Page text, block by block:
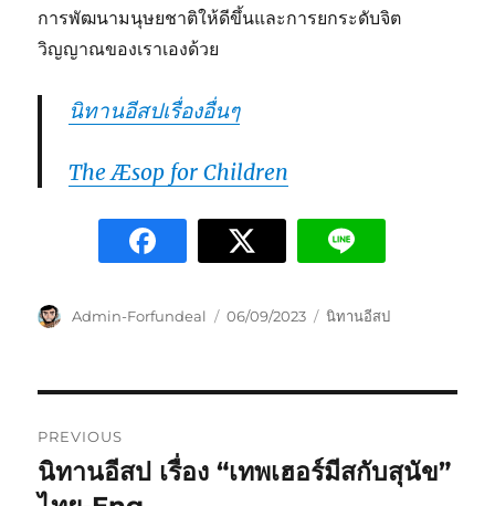
การพัฒนามนุษยชาติให้ดีขึ้นและการยกระดับจิต
วิญญาณของเราเองด้วย
นิทานอีสปเรื่องอื่นๆ
The Æsop for Children
Admin-Forfundeal 06/09/2023 นิทานอีสป
PREVIOUS
นิทานอีสป เรื่อง “เทพเฮอร์มีสกับสุนัข”